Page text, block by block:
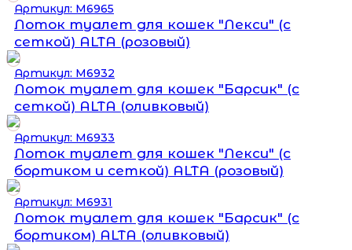
Артикул: М6965
Лоток туалет для кошек "Лекси" (с
сеткой) ALTA (розовый)
Артикул: М6932
Лоток туалет для кошек "Барсик" (с
сеткой) ALTA (оливковый)
Артикул: М6933
Лоток туалет для кошек "Лекси" (с
бортиком и сеткой) ALTA (розовый)
Артикул: М6931
Лоток туалет для кошек "Барсик" (с
бортиком) ALTA (оливковый)